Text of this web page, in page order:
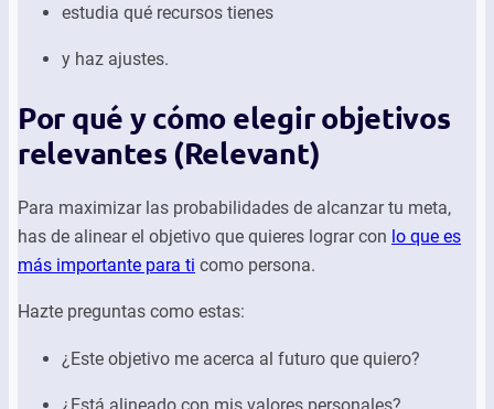
estudia qué recursos tienes
y haz ajustes.
Por qué y cómo elegir objetivos
relevantes (Relevant)
Para maximizar las probabilidades de alcanzar tu meta,
has de alinear el objetivo que quieres lograr con lo que es
más importante para ti como persona.
Hazte preguntas como estas:
¿Este objetivo me acerca al futuro que quiero?